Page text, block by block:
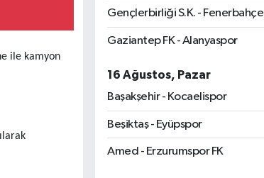
ile kamyon
Gençlerbirliği S.K. - Fenerbahçe
Gaziantep FK - Alanyaspor
16 Ağustos, Pazar
Başakşehir - Kocaelispor
Beşiktaş - Eyüpspor
Amed - Erzurumspor FK